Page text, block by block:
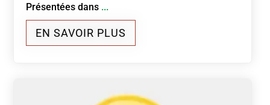
Présentées dans ...
EN SAVOIR PLUS